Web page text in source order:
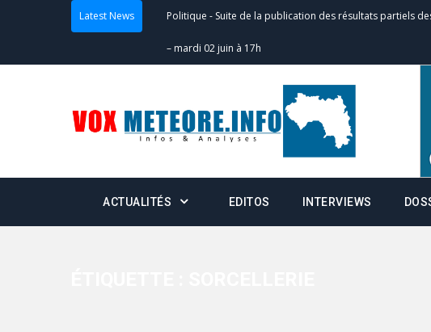
Latest News Politique - Suite de la publication des résultats partiels
– mardi 02 juin à 17h
Scrutins : la DGE active un centre d’appel,
24h/24 et 7j/7
Actualités - Double scrutin du 31 mai : fin des campagnes
minuit
Actualités Communiqué relatif à la délivrance de la
ACTUALITÉS EDITOS INTERVIEWS